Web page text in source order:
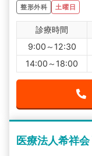
整形外科 土曜日
診療時間
9:00～12:30
14:00～18:00
医療法人希祥